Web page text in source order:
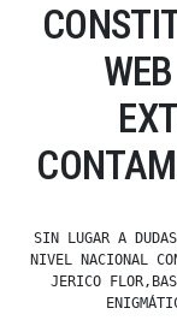
SIN LUGAR A
NIVEL NACIONAL
JERICO